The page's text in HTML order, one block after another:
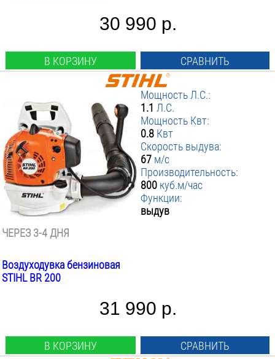
30 990 р.
В КОРЗИНУ СРАВНИТЬ
Мощность Л.С.:
1.1 Л.С.
Мощность Квт:
0.8 Квт
Скорость выдува:
67 м/с
Производительность:
800 куб.м/час
Функции:
выдув
ЧЕРЕЗ 3-4 ДНЯ
Воздуходувка бензиновая
STIHL BR 200
31 990 р.
В КОРЗИНУ СРАВНИТЬ